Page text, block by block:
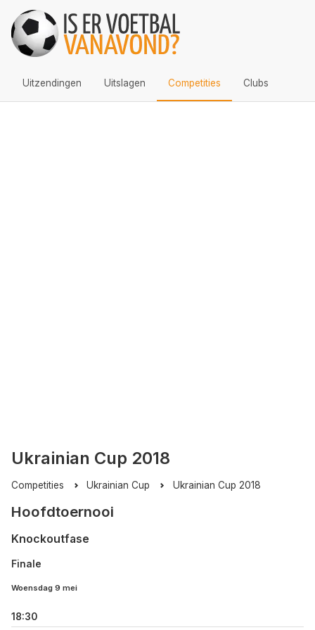
Uitzendingen Uitslagen Competities Clubs
Ukrainian Cup 2018
Competities Ukrainian Cup Ukrainian Cup 2018
Hoofdtoernooi
Knockoutfase
Finale
Woensdag 9 mei
18:30